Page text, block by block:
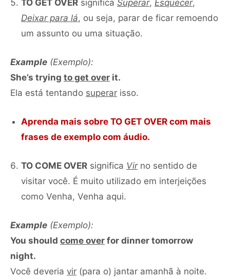
TO GET OVER significa Superar, Esquecer,
Deixar para lá, ou seja, parar de ficar remoendo
um assunto ou uma situação.
Example (Exemplo):
She’s trying to get over it.
Ela está tentando superar isso.
Aprenda mais sobre TO GET OVER com mais
frases de exemplo com áudio.
TO COME OVER significa Virno sentido de
visitar você. É muito utilizado em interjeições
como Venha, Venha aqui.
Example (Exemplo):
You should come over for dinner tomorrow
night.
Você deveria vir (para o) jantar amanhã à noite.